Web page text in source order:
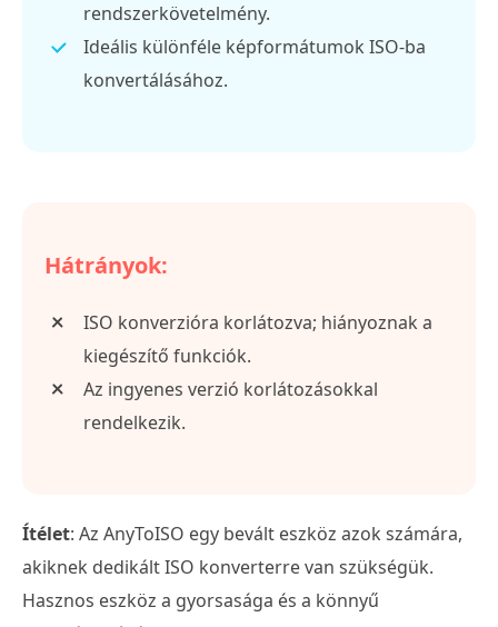
rendszerkövetelmény.
Ideális különféle képformátumok ISO-ba
konvertálásához.
Hátrányok:
ISO konverzióra korlátozva; hiányoznak a
kiegészítő funkciók.
Az ingyenes verzió korlátozásokkal
rendelkezik.
Ítélet: Az AnyToISO egy bevált eszköz azok számára,
akiknek dedikált ISO konverterre van szükségük.
Hasznos eszköz a gyorsasága és a könnyű